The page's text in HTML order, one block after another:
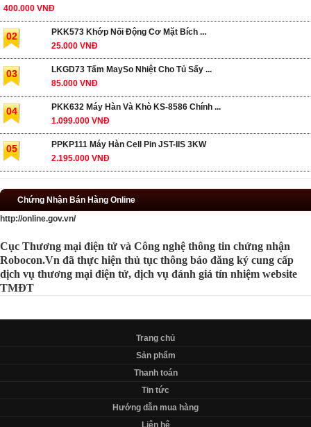
400.000 VNĐ
02
PKK573 Khớp Nối Động Cơ Mặt Bích ...
25.000 VNĐ
03
LKGD73 Tấm MaySo Nhiệt Cho Tủ Sấy ...
85.000 VNĐ
04
PKK632 Máy Hàn Và Khò KS-8586 Chính ...
1.099.000 VNĐ
05
PPKP111 Máy Hàn Cell Pin JST-IIS 3KW
2.195.000 VNĐ
Chứng Nhận Bán Hàng Online
http://online.gov.vn/
Cục Thương mại điện tử và Công nghệ thông tin chứng nhận
Robocon.Vn đã thực hiện thủ tục thông báo đăng ký cung cấp
dịch vụ thương mại điện tử, dịch vụ đánh giá tín nhiệm website
TMĐT
Trang chủ
Sản phẩm
Thanh toán
Tin tức
Hướng dẫn mua hàng
Liên hệ